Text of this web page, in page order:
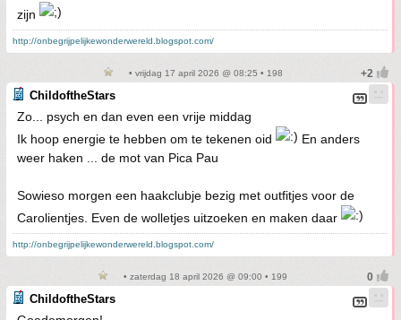
zijn
http://onbegrijpelijkewonderwereld.blogspot.com/
• vrijdag 17 april 2026 @ 08:25 • 198
ChildoftheStars
Zo... psych en dan even een vrije middag
Ik hoop energie te hebben om te tekenen oid
En anders
weer haken ... de mot van Pica Pau
Sowieso morgen een haakclubje bezig met outfitjes voor de
Carolientjes. Even de wolletjes uitzoeken en maken daar
http://onbegrijpelijkewonderwereld.blogspot.com/
• zaterdag 18 april 2026 @ 09:00 • 199
ChildoftheStars